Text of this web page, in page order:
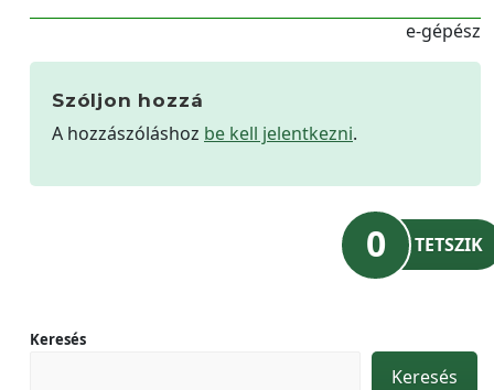
e-gépész
Szóljon hozzá
A hozzászóláshoz be kell jelentkezni.
0 TETSZIK
Keresés
Keresés